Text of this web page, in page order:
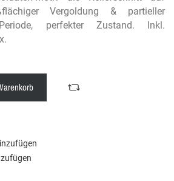
Vergoldung & partieller
Periode, perfekter Zustand. Inkl.